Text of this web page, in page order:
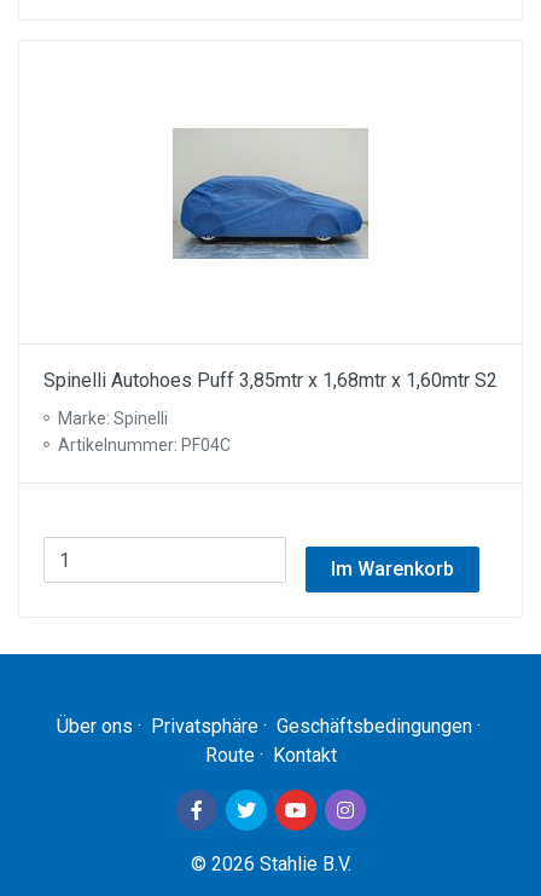
Spinelli Autohoes Puff 3,85mtr x 1,68mtr x 1,60mtr S2
Marke: Spinelli
Artikelnummer: PF04C
Im Warenkorb
Über ons · Privatsphäre· Geschäftsbedingungen·
Route· Kontakt
© 2026 Stahlie B.V.